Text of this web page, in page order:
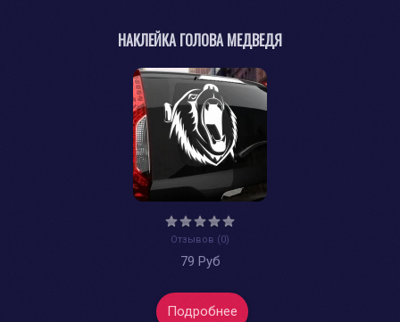
НАКЛЕЙКА ГОЛОВА МЕДВЕДЯ
Отзывов (0)
79 Руб
Подробнее